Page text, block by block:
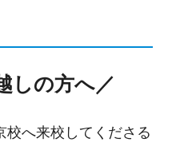
しの方へ／
校へ来校してくださる